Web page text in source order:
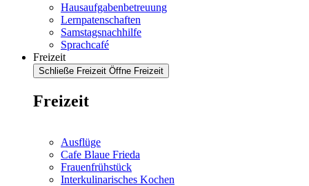
Hausaufgabenbetreuung
Lernpatenschaften
Samstagsnachhilfe
Sprachcafé
Freizeit
Schließe Freizeit Öffne Freizeit
Freizeit
Ausflüge
Cafe Blaue Frieda
Frauenfrühstück
Interkulinarisches Kochen